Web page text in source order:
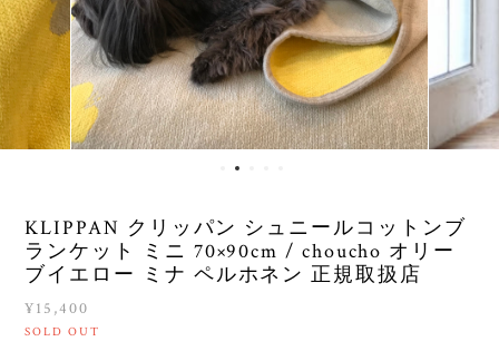
KLIPPAN クリッパン シュニールコットンブ
ランケット ミニ 70×90cm / choucho オリー
ブイエロー ミナ ペルホネン 正規取扱店
¥15,400
SOLD OUT